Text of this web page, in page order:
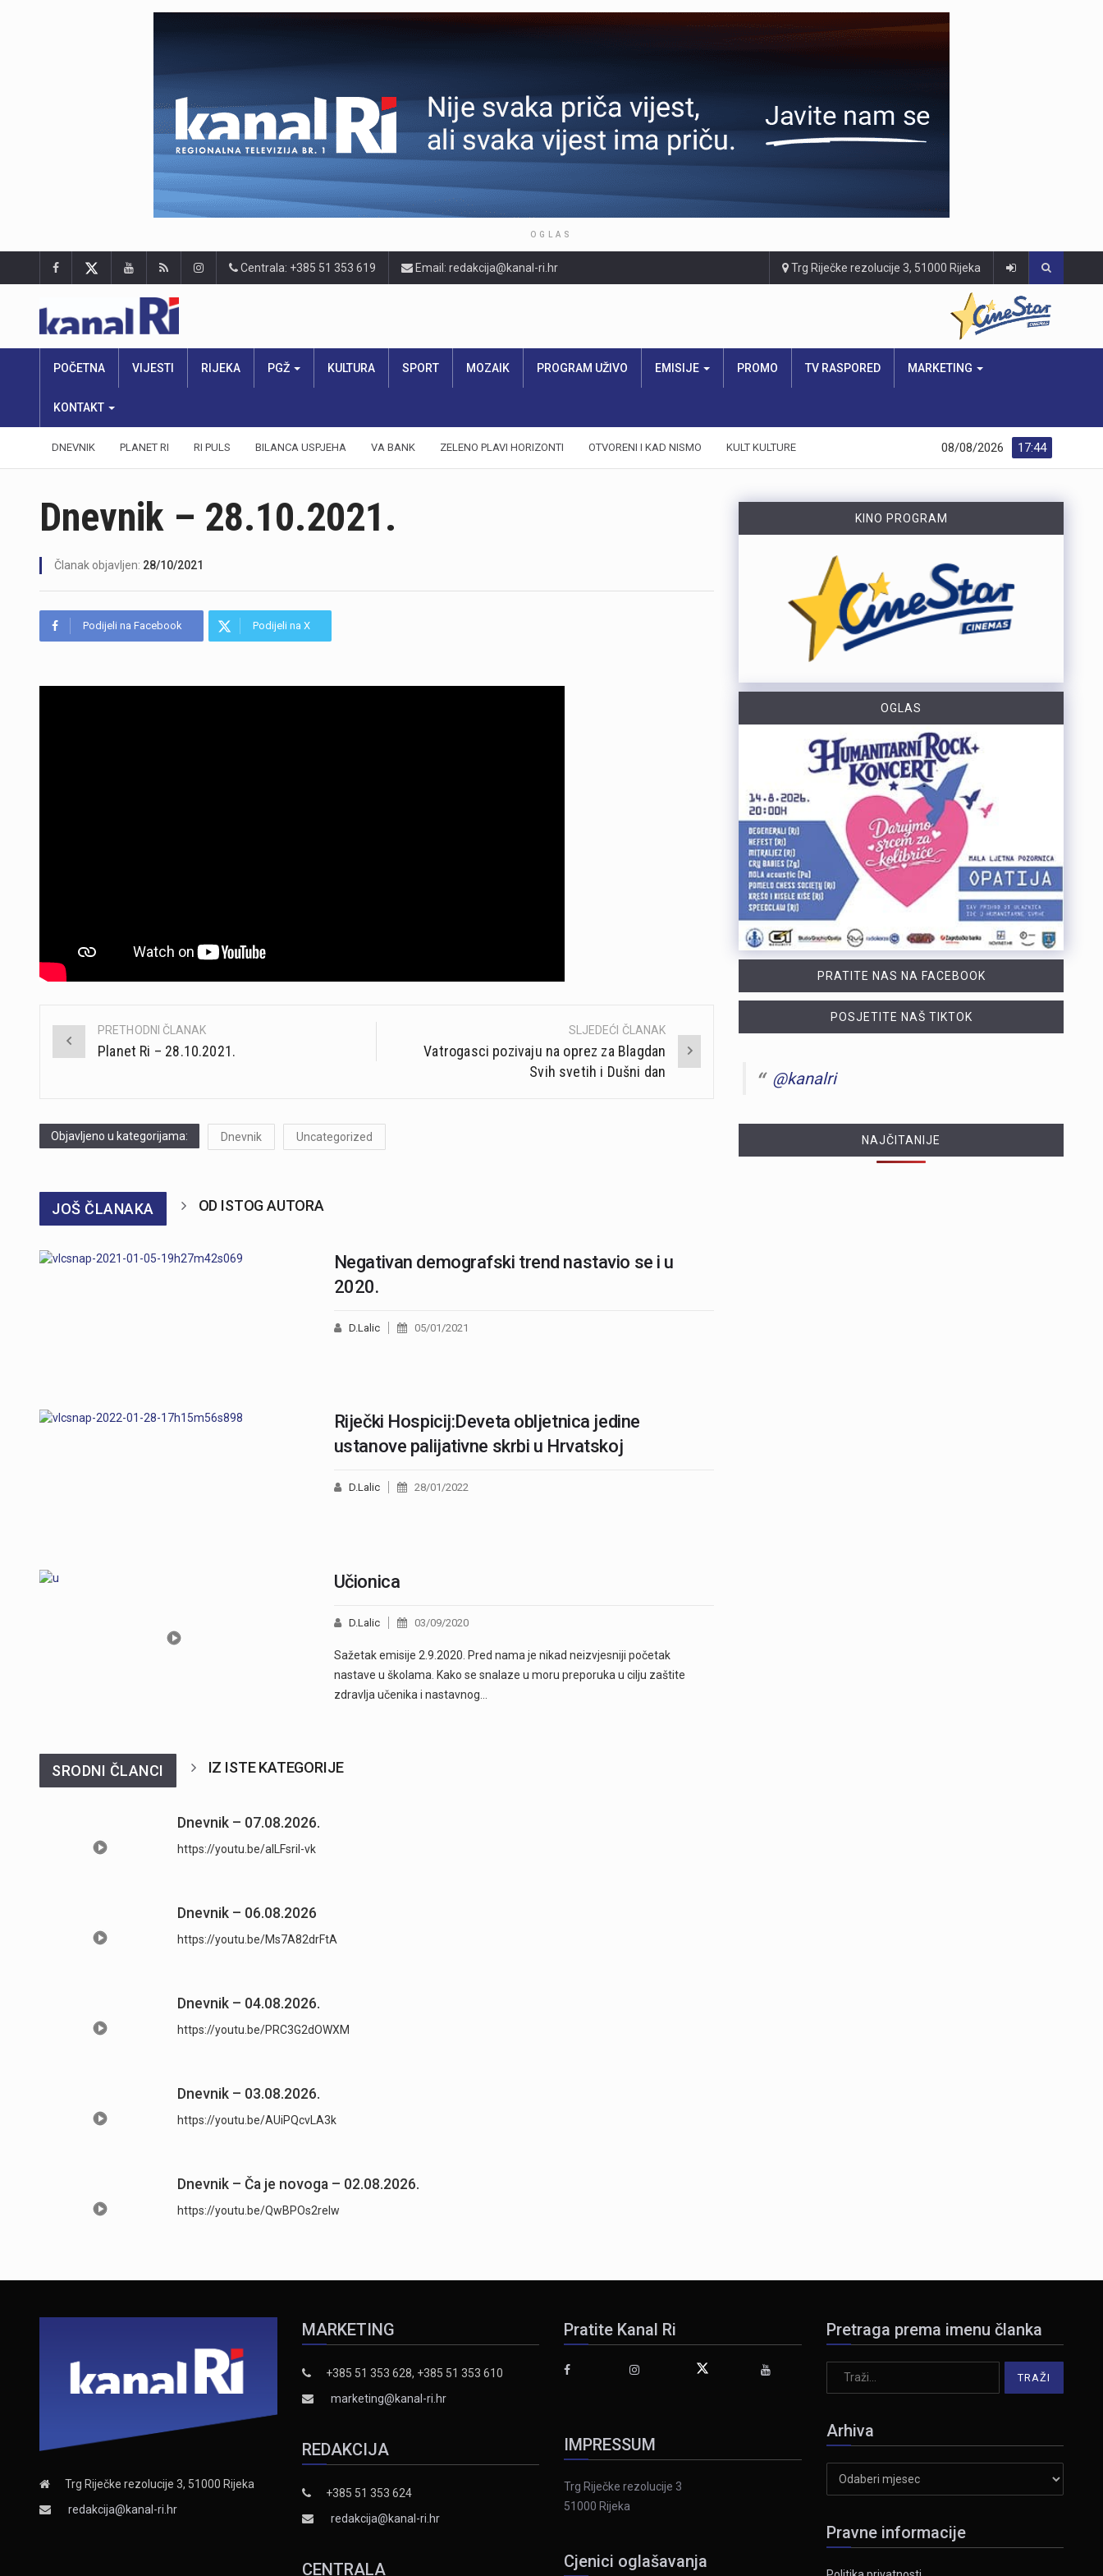
OGLAS
Centrala: +385 51 353 619 Email: redakcija@kanal-ri.hr Trg Riječke rezolucije 3, 51000 Rijeka
POČETNA VIJESTI RIJEKA PGŽ KULTURA SPORT MOZAIK PROGRAM UŽIVO EMISIJE PROMO TV RASPORED MARKETING
KONTAKT
DNEVNIK PLANET RI RI PULS BILANCA USPJEHA VA BANK ZELENO PLAVI HORIZONTI OTVORENI I KAD NISMO KULT KULTURE 17:44
08/08/2026
Dnevnik – 28.10.2021.
Članak objavljen: 28/10/2021
Podijeli na Facebook Podijeli na X
Post
PRETHODNI ČLANAK
Planet Ri – 28.10.2021.
SLJEDEĆI ČLANAK
Vatrogasci pozivaju na oprez za Blagdan
Svih svetih i Dušni dan
Objavljeno u kategorijama: Dnevnik Uncategorized
JOŠ ČLANAKA OD ISTOG AUTORA
Negativan demografski trend nastavio se i u
2020.
D.Lalic 05/01/2021
Riječki Hospicij:Deveta obljetnica jedine
ustanove palijativne skrbi u Hrvatskoj
D.Lalic 28/01/2022
Učionica
D.Lalic 03/09/2020
Sažetak emisije 2.9.2020. Pred nama je nikad neizvjesniji početak
nastave u školama. Kako se snalaze u moru preporuka u cilju zaštite
zdravlja učenika i nastavnog…
SRODNI ČLANCI IZ ISTE KATEGORIJE
Dnevnik – 07.08.2026.
https://youtu.be/aILFsriI-vk
Dnevnik – 06.08.2026
https://youtu.be/Ms7A82drFtA
Dnevnik – 04.08.2026.
https://youtu.be/PRC3G2dOWXM
Dnevnik – 03.08.2026.
https://youtu.be/AUiPQcvLA3k
Dnevnik – Ča je novoga – 02.08.2026.
https://youtu.be/QwBPOs2reIw
KINO PROGRAM
OGLAS
PRATITE NAS NA FACEBOOK
POSJETITE NAŠ TIKTOK
@kanalri
NAJČITANIJE
Trg Riječke rezolucije 3, 51000 Rijeka
redakcija@kanal-ri.hr
MARKETING
+385 51 353 628, +385 51 353 610
marketing@kanal-ri.hr
REDAKCIJA
+385 51 353 624
redakcija@kanal-ri.hr
CENTRALA
Pratite Kanal Ri
IMPRESSUM
Trg Riječke rezolucije 3
51000 Rijeka
Cjenici oglašavanja
Pretraga prema imenu članka
Arhiva
Pravne informacije